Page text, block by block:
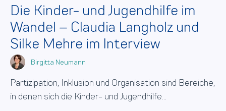
Die Kinder- und Jugendhilfe im
Wandel – Claudia Langholz und
Silke Mehre im Interview
Birgitta Neumann
Partizipation, Inklusion und Organisation sind Bereiche,
in denen sich die Kinder- und Jugendhilfe...